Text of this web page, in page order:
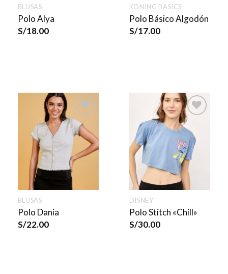
BLUSAS
Polo Alya
S/18.00
KONING BASICS
Polo Básico Algodón
S/17.00
BLUSAS
Polo Dania
S/22.00
DISNEY
Polo Stitch «Chill»
S/30.00